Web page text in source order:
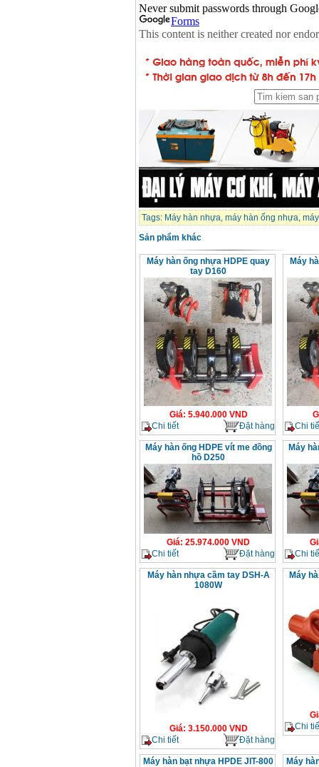
Tags: Máy hàn nhựa, máy hàn ống nhựa,
Sản phẩm khác
Máy hàn ống nhựa HDPE quay
tay D160
Giá: 5.940.000VND
Chi tiết
Đặt hàng
Máy
Chi
Máy hàn ống HDPE vít me đồng
hồ D250
Giá: 25.974.000 VND
Chi tiết
Đặt hàng
Máy
Chi
Máy hàn nhựa cầm tay DSH-A
1080W
Giá: 3.150.000VND
Chi tiết
Đặt hàng
Máy
Chi
Máy hàn bạt nhựa HPDE JIT-800 Máy